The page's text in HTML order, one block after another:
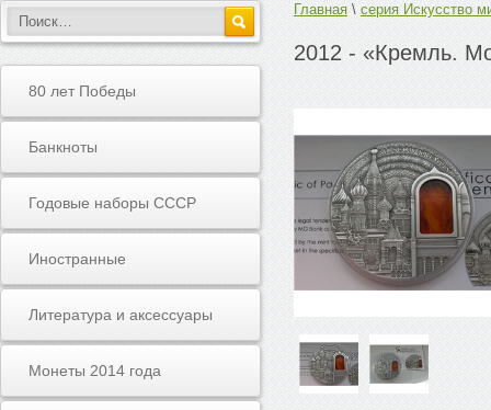
80 лет Победы
Банкноты
Годовые наборы СССР
Иностранные
Литература и аксессуары
Монеты 2014 года
Главная серия Искусство
2012 - «Кремль.